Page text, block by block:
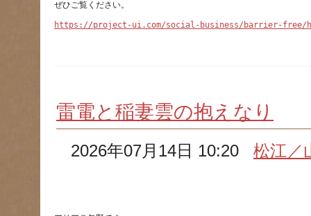
https://project-ui.com/social-business/barrier-
雷電と稲妻雲の抱えなり
2026年07月14日 10:20松江／